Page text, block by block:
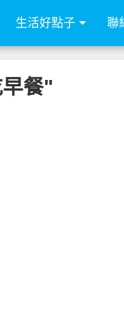
生活好點子 聯
餐"